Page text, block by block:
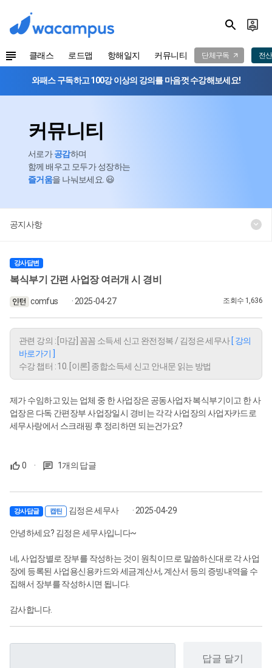
클래스 로드맵 항해일지 커뮤니티 단체구독 전
와패스 구독하고 100강 이상의 강의를 마음껏 수강해보세요!
커뮤니티
서로가공감하며
함께 배우고 모두가 성장하는
즐거움을 나눠보세요. 😃
공지사항
강사답변
복식부기 간편 사업장 여러개 시 경비
comfus · 2025-04-27 조회수 1,636
관련 강의 : [마감] 꼼꼼 소득세 신고 완전정복 / 김정은 세무사 [ 강의
바로가기 ]
수강 챕터 : 10. [이론] 종합소득세 신고 안내문 읽는 방법
제가 수임하고 있는 업체 중 한 사업장은 공동사업자 복식부기이고 한 사
업장은 다독 간편장부 사업장일시 경비는 각각 사업장의 사업자카드로
세무사랑에서 스크래핑 후 정리하면 되는건가요?
0 · 1개의 답글
강사답글 캡틴 김정은 세무사 · 2025-04-29
안녕하세요? 김정은 세무사입니다~
네, 사업장별로 장부를 작성하는 것이 원칙이므로 말씀하신대로 각 사업
장에 등록된 사업용신용카드와 세금계산서, 계산서 등의 증빙내역을 수
집해서 장부를 작성하시면 됩니다.
감사합니다.
답글 달기